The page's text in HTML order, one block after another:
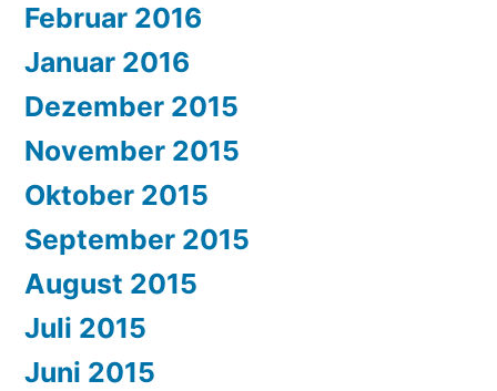
Februar 2016
Januar 2016
Dezember 2015
November 2015
Oktober 2015
September 2015
August 2015
Juli 2015
Juni 2015